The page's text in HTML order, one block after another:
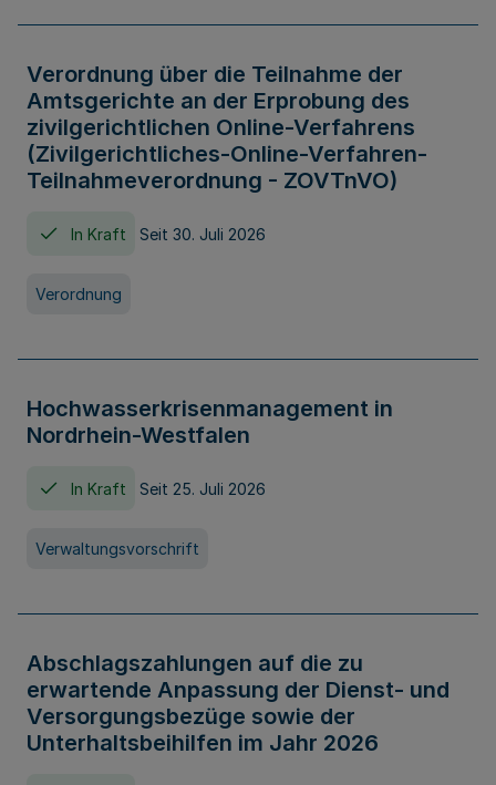
Verordnung über die Teilnahme der
Amtsgerichte an der Erprobung des
zivilgerichtlichen Online-Verfahrens
(Zivilgerichtliches-Online-Verfahren-
Teilnahmeverordnung - ZOVTnVO)
In Kraft Seit 30. Juli 2026
Verordnung
Hochwasserkrisenmanagement in
Nordrhein-Westfalen
In Kraft Seit 25. Juli 2026
Verwaltungsvorschrift
Abschlagszahlungen auf die zu
erwartende Anpassung der Dienst- und
Versorgungsbezüge sowie der
Unterhaltsbeihilfen im Jahr 2026